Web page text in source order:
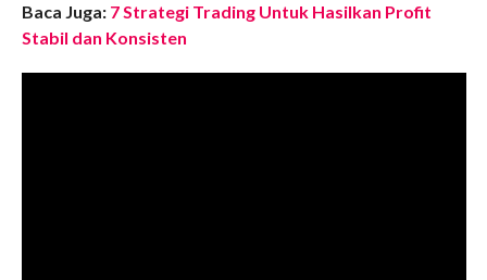
Baca Juga: 7 Strategi Trading Untuk Hasilkan Profit
Stabil dan Konsisten